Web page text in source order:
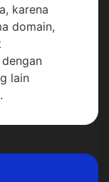
karena
domain,
lain